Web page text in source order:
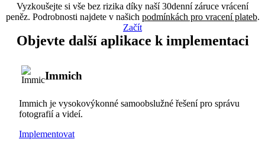
Vyzkoušejte si vše bez rizika díky naší 30denní záruce vrácení
peněz. Podrobnosti najdete v našich podmínkách pro vracení plateb.
Začít
Objevte další aplikace k implementaci
Immich
Immich je vysokovýkonné samoobslužné řešení pro správu
fotografií a videí.
Implementovat